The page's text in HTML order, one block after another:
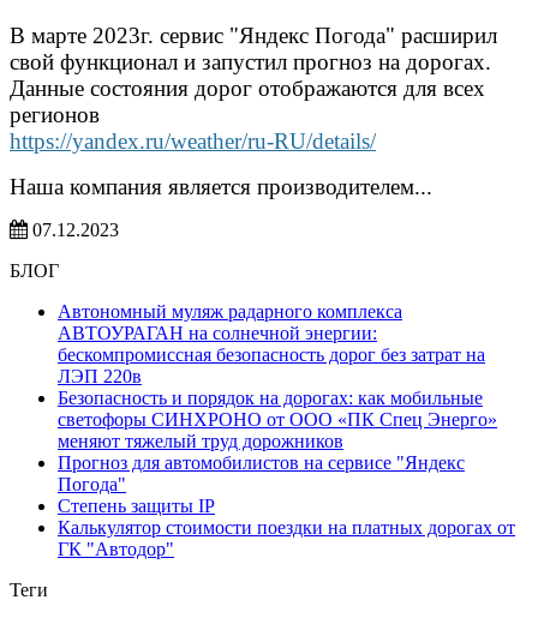
В марте 2023г. сервис "Яндекс Погода" расширил
свой функционал и запустил прогноз на дорогах.
Данные состояния дорог отображаются для всех
регионов
https://yandex.ru/weather/ru-RU/details/
Наша компания является производителем...
07.12.2023
БЛОГ
Автономный муляж радарного комплекса
АВТОУРАГАН на солнечной энергии:
бескомпромиссная безопасность дорог без затрат на
ЛЭП 220в
Безопасность и порядок на дорогах: как мобильные
светофоры СИНХРОНО от ООО «ПК Спец Энерго»
меняют тяжелый труд дорожников
Прогноз для автомобилистов на сервисе "Яндекс
Погода"
Степень защиты IP
Калькулятор стоимости поездки на платных дорогах от
ГК "Автодор"
Теги